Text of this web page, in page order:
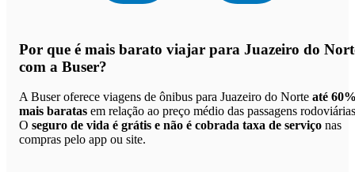
Por que é mais barato viajar para Juazeiro do
com a Buser?
A Buser oferece viagens de ônibus para Juazeiro do Norte até
mais baratas em relação ao preço médio das passagens
O seguro de vida é grátis e não é cobrada taxa de serviço nas
compras pelo app ou site.